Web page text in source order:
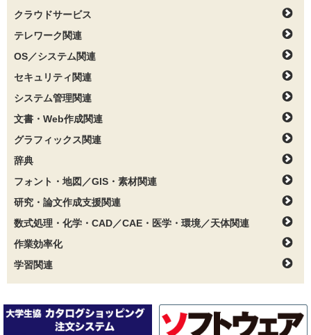
クラウドサービス
テレワーク関連
OS／システム関連
セキュリティ関連
システム管理関連
文書・Web作成関連
グラフィックス関連
辞典
フォント・地図／GIS・素材関連
研究・論文作成支援関連
数式処理・化学・CAD／CAE・医学・環境／天体関連
作業効率化
学習関連